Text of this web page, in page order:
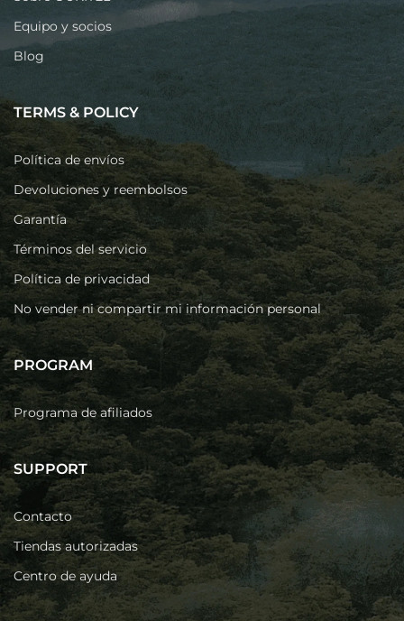
Equipo y socios
Blog
TERMS & POLICY
Política de envíos
Devoluciones y reembolsos
Garantía
Términos del servicio
Política de privacidad
No vender ni compartir mi información personal
PROGRAM
Programa de afiliados
SUPPORT
Contacto
Tiendas autorizadas
Centro de ayuda